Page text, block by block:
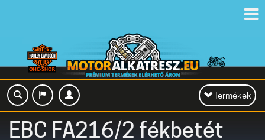
Toggle
navigation
Termékek
EBC FA216/2 fékbetét